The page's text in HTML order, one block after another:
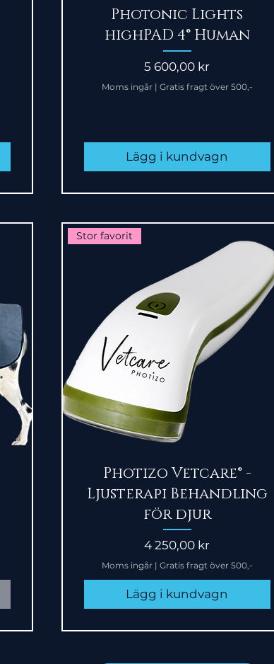
Snabbvisning
Photonic Lights
highPAD 4® Human
Pris
5 600,00 kr
Moms ingår| Gratis fragt över 500,-
Lägg i kundvagn
Snabbvisning
Stor favorit
Photizo Vetcare® -
Ljusterapi Behandling
för djur
Pris
4 250,00 kr
Moms ingår| Gratis fragt över 500,-
Lägg i kundvagn